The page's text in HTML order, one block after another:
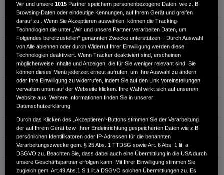
Kilometerstand 52.796 km
Kraftstoffart Benzin
Getriebe Schaltgetriebe
Türen 5
Leistung 96 kW / 131 PS
Hubraum
Erstzulassung 05.2019
Bauart SUV
HUGO SCHNEIDER GMBH - HONDA VERTRAGSHÄNDLER
Wir und unsere1015 Partner speichern personenbezogene Daten, wie z. B.
Browsing-Daten oder eindeutige Kennungen, auf Ihrem Gerät und greifen
darauf zu . Wenn Sie Akzeptieren auswählen, können die Tracking-
Technologien die unter „Wir und unsere Partner verarbeiten Daten, um
Folgendes bereitzustellen“ genannten Zwecke unterstützen. . Durch Auswahl
von Alle ablehnen oder durch Widerruf Ihrer Einwilligung werden diese
Technologien deaktiviert. Wenn Tracker deaktiviert sind, erscheinen
möglicherweise Inhalte und Anzeigen, die für Sie weniger relevant sind. Sie
können dieses Menü jederzeit erneut aufrufen, um Ihre Auswahl zu ändern
oder Ihre Einwilligung zu widerrufen, indem Sie auf den Link Voreinstellungen
verwalten unten auf der Webseite klicken. Ihre Wahl wirkt sich auf unsere/n
Website aus. Weitere Informationen finden Sie in unserer
Datenschutzerklärung.
Durch das Klicken des „Akzeptieren“-Buttons stimmen Sie der Verarbeitung
der auf Ihrem Gerät bzw. Ihrer Endeinrichtung gespeicherten Daten wie z.B.
persönlichen Identifikatoren oder IP-Adressen für die benannten
Verarbeitungszwecke gem. § 25 Abs. 1 TTDSG sowie Art. 6 Abs. 1 lit. a
DSGVO zu. Beachten Sie, dass dabei auch eine Übermittlung in die USA durch
unsere Geschäftspartner erfolgen kann. Mit Ihrer Einwilligung stimmen Sie
zugleich gem. Art.49 Abs.1 S.1 lit.a DSGVO solchen Übermittlungen zu. Es